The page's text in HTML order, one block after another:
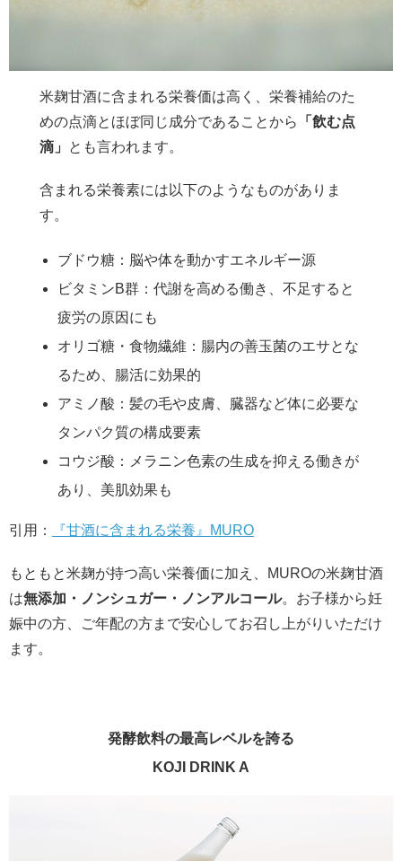
米麹甘酒に含まれる栄養価は高く、栄養補給のた
めの点滴とほぼ同じ成分であることから
「飲む点
滴」
とも言われます。
含まれる栄養素には以下のようなものがありま
す。
ブドウ糖：脳や体を動かすエネルギー源
ビタミンB群：代謝を高める働き、不足すると
疲労の原因にも
オリゴ糖・食物繊維：腸内の善玉菌のエサとな
るため、腸活に効果的
アミノ酸：髪の毛や皮膚、臓器など体に必要な
タンパク質の構成要素
コウジ酸：メラニン色素の生成を抑える働きが
あり、美肌効果も
引用： 『甘酒に含まれる栄養』MURO
もともと米麹が持つ高い栄養価に加え、MUROの米麹甘酒
は無添加・ノンシュガー・ノンアルコール。お子様から妊
娠中の方、ご年配の方まで安心してお召し上がりいただけ
ます。
発酵飲料の最高レベルを誇る
KOJI DRINK A